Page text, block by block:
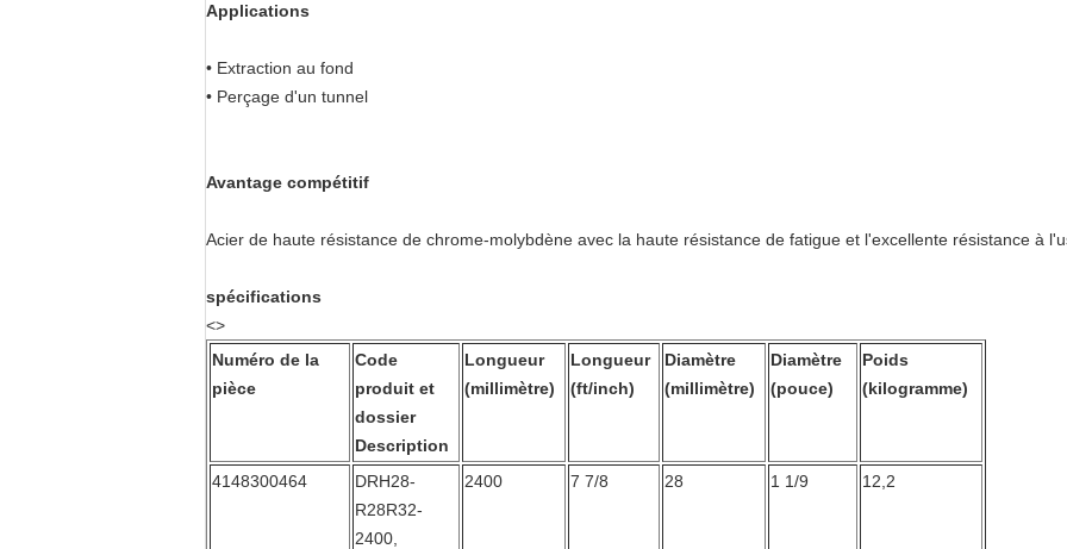
Applications
• Extraction au fond
• Perçage d'un tunnel
Avantage compétitif
Acier de haute résistance de chrome-molybdène avec la haute résistance de fatigue et l'excellente résistance à
spécifications
<>
Numéro de la
pièce
Code
produit et
dossier
Description
Longueur
(millimètre)
Longueur
(ft/inch)
Diamètre
(millimètre)
Diamètre
(pouce)
Poids
(kilogramme)
4148300464
DRH28-
R28R32-
2400,
2400 7 7/8 28 1 1/9 12,2